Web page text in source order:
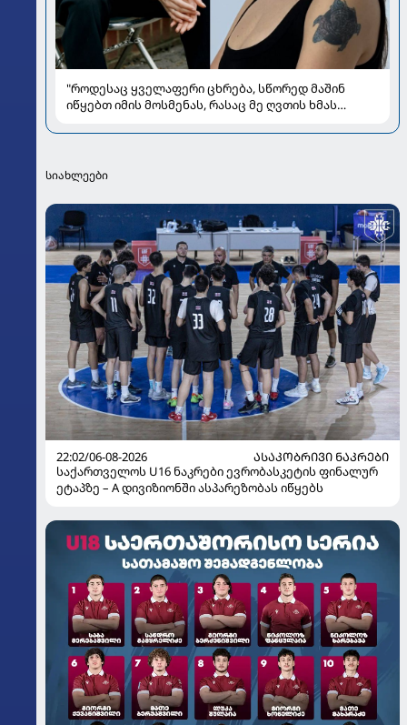
"როდესაც ყველაფერი ცხრება, სწორედ მაშინ
იწყებთ იმის მოსმენას, რასაც მე ღვთის ხმას
საზოგადოებას
სიახლეები
22:02/06-08-2026
ᲐᲡᲐᲙᲝᲑᲠᲘᲕᲘ ᲜᲐᲙᲠᲔᲑᲘ
საქართველოს U16 ნაკრები ევრობასკეტის ფინალურ
ეტაპზე – A დივიზიონში ასპარეზობას იწყებს